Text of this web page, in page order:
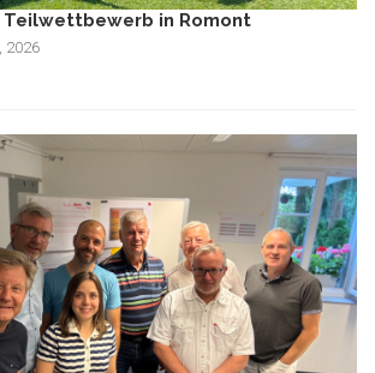
Teilwettbewerb in Romont
2026